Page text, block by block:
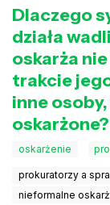
Dlaczego
działa
oskarża
trakcie
inne
oskarżone?
oskarżenie
prokuratorzy a
nieformalne